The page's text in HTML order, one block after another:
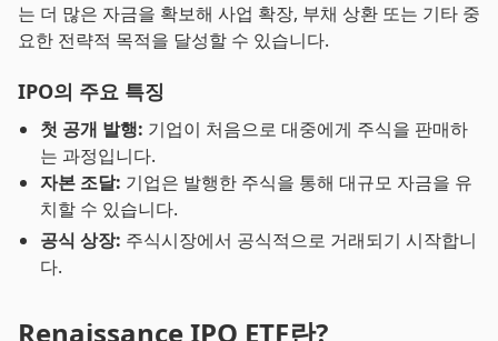
는 더 많은 자금을 확보해 사업 확장, 부채 상환 또는 기타 중
요한 전략적 목적을 달성할 수 있습니다.
IPO의 주요 특징
첫 공개 발행: 기업이 처음으로 대중에게 주식을 판매하
는 과정입니다.
자본 조달: 기업은 발행한 주식을 통해 대규모 자금을 유
치할 수 있습니다.
공식 상장: 주식시장에서 공식적으로 거래되기 시작합니
다.
Renaissance IPO ETF란?